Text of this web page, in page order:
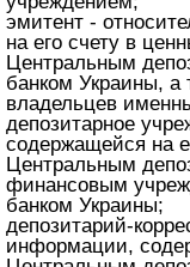
эмитент -
на его счету в
Центральным
банком Украины, а
владельцев
депозитарное
содержащейся на
Центральным
финансовым
банком Украины;
депозитарий-
информации,